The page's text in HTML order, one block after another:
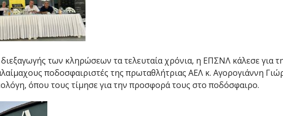
των κληρώσεων τα τελευταία χρόνια, η ΕΠΣΝΛ κάλεσε για
ποδοσφαιριστές της πρωταθλήτριας ΑΕΛ κ. Αγορογιάννη
όπου τους τίμησε για την προσφορά τους στο ποδόσφαιρο.